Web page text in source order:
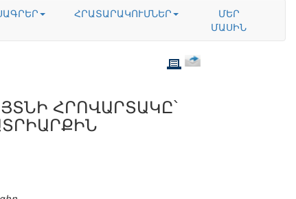
ՀՐԱՏԱՐԱԿՈՒՄՆԵՐ
ՄԵՐ
ՄԱՍԻՆ
ՀՐՈՎԱՐՏԱԿԸ՝